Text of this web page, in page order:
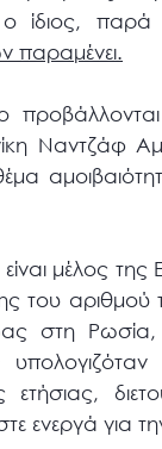
ο ίδιος,
παραμένει.
Ναντζάφ
μέλος
του αριθμού
στη
ετήσιας,
ενεργά για